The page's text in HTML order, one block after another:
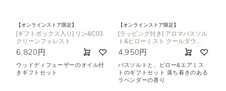
【オンラインストア限定】
[ギフトボックス入り] リン&C03
クリーンフォレスト
6,820円
ウッドディフューザーのオイル付
きギフトセット
【オンラインストア限定】
[ラッピング付き] アロマバスソル
ト&ピローミスト クールダウ...
4,950円
バスソルトと、ピロー&エアミス
トのギフトセット 落ち着きのある
ラベンダーの香り